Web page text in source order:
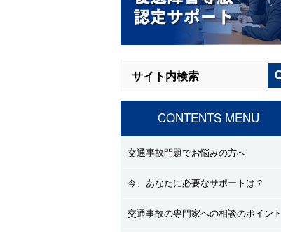
CONTENTS MENU
交通事故問題でお悩みの方へ
今、あなたに必要なサポートは？
交通事故の専門家への相談のポイント